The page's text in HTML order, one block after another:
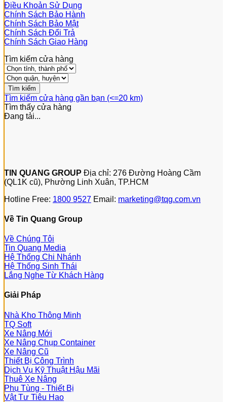
Điều Khoản Sử Dụng
Chính Sách Bảo Hành
Chính Sách Bảo Mật
Chính Sách Đổi Trả
Chính Sách Giao Hàng
Tìm kiếm cửa hàng
Tìm kiếm cửa hàng gần bạn (<=20 km)
Tìm thấy cửa hàng
Đang tải...
TIN QUANG GROUP Địa chỉ: 276 Đường Hoàng Cầm
(QL1K cũ), Phường Linh Xuân, TP.HCM
Hotline Free: 1800 9527 Email: marketing@tqg.com.vn
Về Tin Quang Group
Về Chúng Tôi
Tin Quang Media
Hệ Thống Chi Nhánh
Hệ Thống Sinh Thái
Lắng Nghe Từ Khách Hàng
Giải Pháp
Nhà Kho Thông Minh
TQ Soft
Xe Nâng Mới
Xe Nâng Chụp Container
Xe Nâng Cũ
Thiết Bị Công Trình
Dịch Vụ Kỹ Thuật Hậu Mãi
Thuê Xe Nâng
Phụ Tùng - Thiết Bị
Vật Tư Tiêu Hao